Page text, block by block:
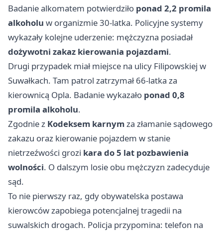
Badanie alkomatem potwierdziło ponad 2,2 promila
alkoholu w organizmie 30-latka. Policyjne systemy
wykazały kolejne uderzenie: mężczyzna posiadał
dożywotni zakaz kierowania pojazdami.
Drugi przypadek miał miejsce na ulicy Filipowskiej w
Suwałkach. Tam patrol zatrzymał 66-latka za
kierownicą Opla. Badanie wykazało ponad 0,8
promila alkoholu.
Zgodnie z Kodeksem karnymza złamanie sądowego
zakazu oraz kierowanie pojazdem w stanie
nietrzeźwości grozi kara do 5 lat pozbawienia
wolności. O dalszym losie obu mężczyzn zadecyduje
sąd.
To nie pierwszy raz, gdy obywatelska postawa
kierowców zapobiega potencjalnej tragedii na
suwalskich drogach. Policja przypomina: telefon na